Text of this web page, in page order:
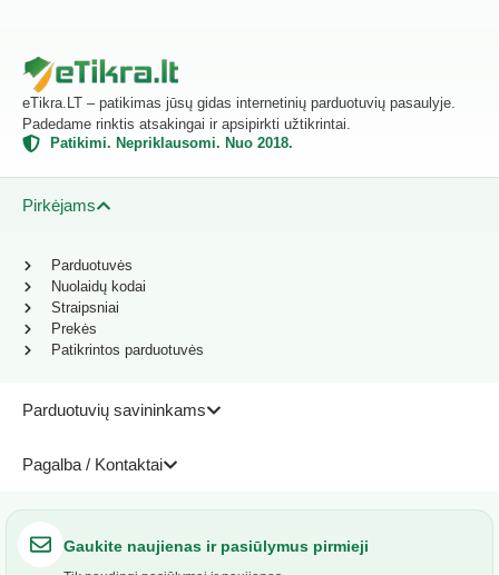
eTikra.LT – patikimas jūsų gidas internetinių parduotuvių pasaulyje.
Padedame rinktis atsakingai ir apsipirkti užtikrintai.
Patikimi. Nepriklausomi. Nuo 2018.
Pirkėjams
Parduotuvių savininkams
Pagalba / Kontaktai
Parduotuvės
Nuolaidų kodai
Straipsniai
Prekės
Patikrintos parduotuvės
Gaukite naujienas ir pasiūlymus pirmieji